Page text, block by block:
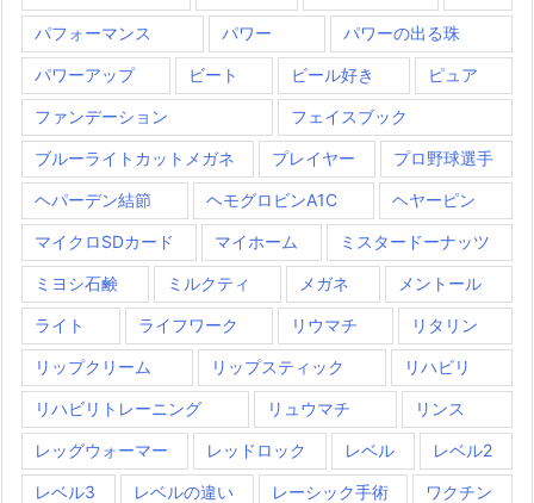
パフォーマンス パワー パワーの出る珠
パワーアップ ビート ビール好き ピュア
ファンデーション フェイスブック
ブルーライトカットメガネ プレイヤー プロ野球選手
ヘパーデン結節 ヘモグロビンA1C ヘヤーピン
マイクロSDカード マイホーム ミスタードーナッツ
ミヨシ石鹸 ミルクティ メガネ メントール
ライト ライフワーク リウマチ リタリン
リップクリーム リップスティック リハビリ
リハビリトレーニング リュウマチ リンス
レッグウォーマー レッドロック レベル レベル2
レベル3 レベルの違い レーシック手術 ワクチン